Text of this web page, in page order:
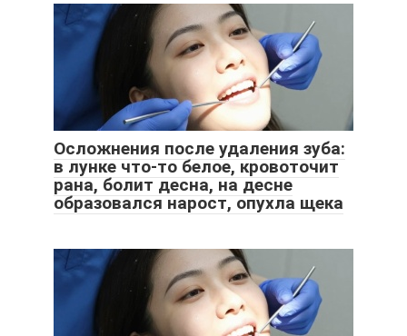
Осложнения после удаления зуба:
в лунке что-то белое, кровоточит
рана, болит десна, на десне
образовался нарост, опухла щека